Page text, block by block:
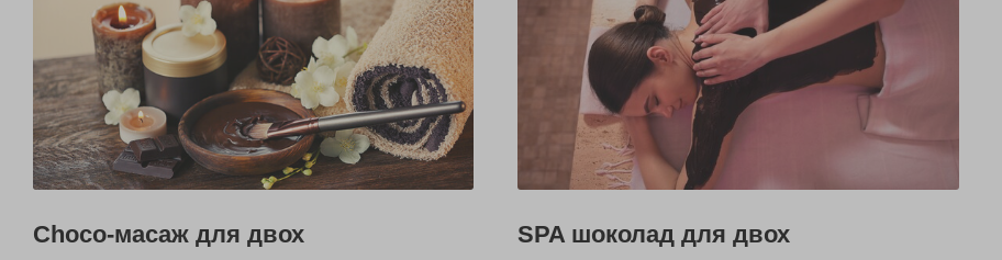
Choco-масаж для двох SPA шоколад для двох